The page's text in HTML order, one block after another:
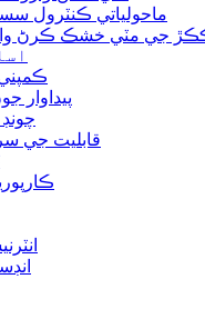
ماحولياتي ڪنٽرول
جي مٽي خشڪ ڪرڻ
پيداوار
قابليت جي